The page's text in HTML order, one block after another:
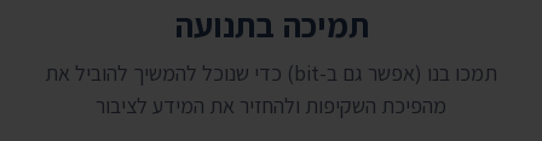
תמיכה בתנועה
תמכו בנו (אפשר גם ב-bit) כדי שנוכל להמשיך להוביל את
מהפיכת השקיפות ולהחזיר את המידע לציבור